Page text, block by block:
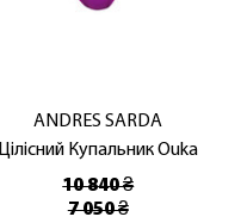
ANDRES SARDA
Цілісний Купальник Ouka
10 840 ₴
7 050 ₴